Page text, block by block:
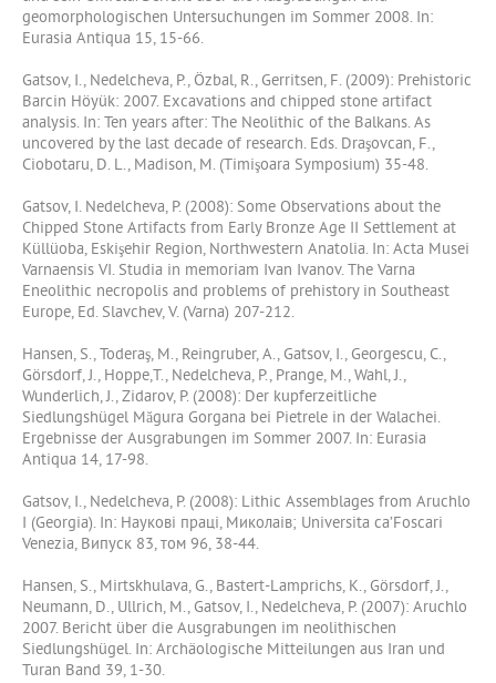
geomorphologischen Untersuchungen im Sommer 2008. In:
Eurasia Antiqua 15, 15-66.
Gatsov, I., Nedelcheva, P., Özbal, R., Gerritsen, F. (2009): Prehistoric
Barcin Höyük: 2007. Excavations and chipped stone artifact
analysis. In: Ten years after: The Neolithic of the Balkans. As
uncovered by the last decade of research. Eds. Draşovcan, F.,
Ciobotaru, D. L., Madison, M. (Timişoara Symposium) 35-48.
Gatsov, I. Nedelcheva, P. (2008): Some Observations about the
Chipped Stone Artifacts from Early Bronze Age II Settlement at
Küllüoba, Eskişehir Region, Northwestern Anatolia. In: Acta Musei
Varnaensis VI. Studia in memoriam Ivan Ivanov. The Varna
Eneolithic necropolis and problems of prehistory in Southeast
Europe, Ed. Slavchev, V. (Varna) 207-212.
Hansen, S., Toderaş, M., Reingruber, A., Gatsov, I., Georgescu, C.,
Görsdorf, J., Hoppe,T., Nedelcheva, P., Prange, M., Wahl, J.,
Wunderlich, J., Zidarov, P. (2008): Der kupferzeitliche
Siedlungshügel Măgura Gorgana bei Pietrele in der Walachei.
Ergebnisse der Ausgrabungen im Sommer 2007. In: Eurasia
Antiqua 14, 17-98.
Gatsov, I., Nedelcheva, P. (2008): Lithic Assemblages from Aruchlo
I (Georgia). In: Науковi працi, Миколаiв; Universita ca’Foscari
Venezia, Випуск 83, том 96, 38-44.
Hansen, S., Mirtskhulava, G., Bastert-Lamprichs, K., Görsdorf, J.,
Neumann, D., Ullrich, M., Gatsov, I., Nedelcheva, P. (2007): Aruchlo
2007. Bericht über die Ausgrabungen im neolithischen
Siedlungshügel. In: Archäologische Mitteilungen aus Iran und
Turan Band 39, 1-30.